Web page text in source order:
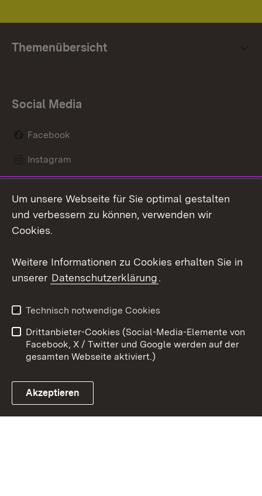
Themenübersicht
Social Media
Facebook
Instagram
Mastodon
Youtube
Link zum Landesportal
Kontakt
Datenschutz
Barrierefreiheit
Impressum Cookies
Um unsere Webseite für Sie optimal gestalten
und verbessern zu können, verwenden wir
Cookies.
Weitere Informationen zu Cookies erhalten Sie in
unserer Datenschutzerklärung.
Technisch notwendige Cookies
Drittanbieter-Cookies (Social-Media-Elemente von
Facebook, X / Twitter und Google werden auf der
gesamten Webseite aktiviert.)
Akzeptieren